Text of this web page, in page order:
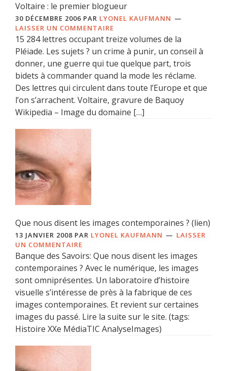
Voltaire : le premier blogueur
30 DÉCEMBRE 2006 PAR LYONEL KAUFMANN
LAISSER UN COMMENTAIRE
15 284 lettres occupant treize volumes de la
Pléiade. Les sujets ? un crime à punir, un conseil à
donner, une guerre qui tue quelque part, trois
bidets à commander quand la mode les réclame.
Des lettres qui circulent dans toute l’Europe et que
l’on s’arrachent. Voltaire, gravure de Baquoy
Wikipedia – Image du domaine […]
Que nous disent les images contemporaines ? (lien)
13 JANVIER 2008 PAR LYONEL KAUFMANN
LAISSER
UN COMMENTAIRE
Banque des Savoirs: Que nous disent les images
contemporaines ? Avec le numérique, les images
sont omniprésentes. Un laboratoire d’histoire
visuelle s’intéresse de près à la fabrique de ces
images contemporaines. Et revient sur certaines
images du passé. Lire la suite sur le site. (tags:
Histoire XXe MédiaTIC AnalyseImages)